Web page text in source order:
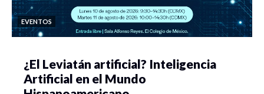
EVENTOS
¿El Leviatán artificial? Inteligencia
Artificial en el Mundo